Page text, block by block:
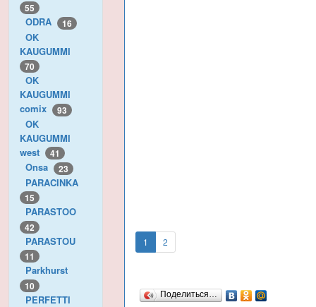
55
ODRA 16
OK
KAUGUMMI
70
OK
KAUGUMMI
comix
93
OK
KAUGUMMI
west
41
Onsa 23
PARACINKA
15
PARASTOO
42
PARASTOU
11
Parkhurst
10
PERFETTI
1 2
Поделиться…